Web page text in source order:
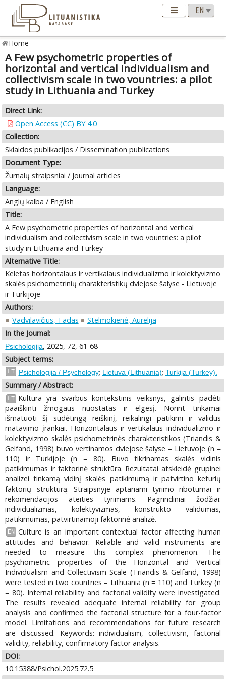
Home
A Few psychometric properties of
horizontal and vertical individualism and
collectivism scale in two vountries: a pilot
study in Lithuania and Turkey
Direct Link:
Open Access (CC) BY 4.0
Collection:
Sklaidos publikacijos / Dissemination publications
Document Type:
Žurnalų straipsniai / Journal articles
Language:
Anglų kalba / English
Title:
A Few psychometric properties of horizontal and vertical
individualism and collectivism scale in two vountries: a pilot
study in Lithuania and Turkey
Alternative Title:
Keletas horizontalaus ir vertikalaus individualizmo ir kolektyvizmo
skalės psichometrinių charakteristikų dviejose šalyse - Lietuvoje
ir Turkijoje
Authors:
Vadvilavičius, Tadas
Stelmokienė, Aurelija
In the Journal:
Psichologija, 2025, 72, 61-68
Subject terms:
LT Psichologija / Psychology; Lietuva (Lithuania); Turkija (Turkey).
Summary / Abstract:
LT
Kultūra yra svarbus kontekstinis veiksnys, galintis padėti
paaiškinti žmogaus nuostatas ir elgesį. Norint tinkamai
išmatuoti šį sudėtingą reiškinį, reikalingi patikimi ir validūs
matavimo įrankiai. Horizontalaus ir vertikalaus individualizmo ir
kolektyvizmo skalės psichometrinės charakteristikos (Triandis &
Gelfand, 1998) buvo vertinamos dviejose šalyse – Lietuvoje (n =
110) ir Turkijoje (n = 80). Buvo tikrinamas skalės vidinis
patikimumas ir faktorinė struktūra. Rezultatai atskleidė grupinei
analizei tinkamą vidinį skalės patikimumą ir patvirtino keturių
faktorių struktūrą. Straipsnyje aptariami tyrimo ribotumai ir
rekomendacijos ateities tyrimams. Pagrindiniai žodžiai:
individualizmas, kolektyvizmas, konstrukto validumas,
patikimumas, patvirtinamoji faktorinė analizė.
EN
Culture is an important contextual factor affecting human
attitudes and behavior. Reliable and valid instruments are
needed to measure this complex phenomenon. The
psychometric properties of the Horizontal and Vertical
Individualism and Collectivism Scale (Triandis & Gelfand, 1998)
were tested in two countries – Lithuania (n = 110) and Turkey (n
= 80). Internal reliability and factorial validity were investigated.
The results revealed adequate internal reliability for group
analysis and confirmed the factorial structure for a four-factor
model. Limitations and recommendations for future research
are discussed. Keywords: individualism, collectivism, factorial
validity, reliability, confirmatory factor analysis.
DOI:
10.15388/Psichol.2025.72.5